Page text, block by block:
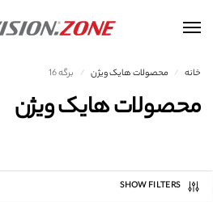
خانه / محصولات هایک ویژن / برگه 16
محصولات هایک ویژن
SHOW FILTERS